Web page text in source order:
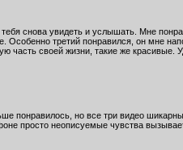
снова увидеть и услышать. Мне
Особенно третий понравился, он мне
часть своей жизни, такие же красивые.
понравилось, но все три видео
просто неописуемые чувства